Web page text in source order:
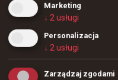
2
Ogromna przestrzeń i
miejsce kwalifikacji do
Marketing
↓ 2usługi
Personalizacja
↓ 2usługi
Zarządzaj zgodami